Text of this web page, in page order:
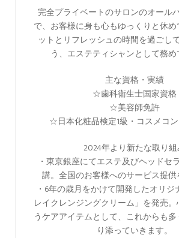
完全プライベートのサロンのオール
で、お客様に身も心もゆっくりと休
ットとリフレッシュの時間を過ごし
う、エステティシャンとして務め
主な資格・実績
☆歯科衛生士国家資格
☆美容師免許
☆日本化粧品検定1級・コスメコ
2024年より新たな取り
・東京銀座にてエステ及びヘッドセ
講。全国のお客様へのサービス提
・6年の歳月をかけて開発したオリジ
レイクレンジングクリーム」を発売
うケアアイテムとして、これからも
り添っていきます。